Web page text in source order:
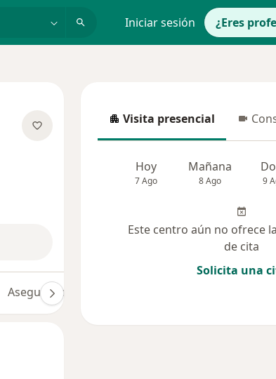
Iniciar sesión ¿Eres
Aseguradoras
Visita presencial
Visita presencial
Hoy
7 Ago
Mañana
8 Ago 9
Este centro aún no ofrece
de cita
Solicita una